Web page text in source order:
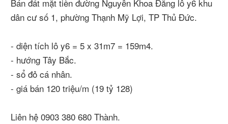
Bán đất mặt tiền đường Nguyễn Khoa Đăng lô y6 khu
dân cư số 1, phường Thạnh Mỹ Lợi, TP Thủ Đức.
- diện tích lô y6 = 5 x 31m7 = 159m4.
- hướng Tây Bắc.
- sổ đỏ cá nhân.
- giá bán 120 triệu/m (19 tỷ 128)
Liên hệ 0903 380 680 Thành.